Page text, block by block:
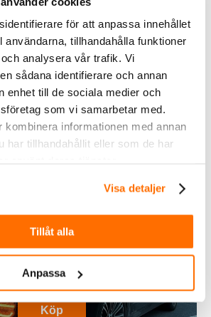
för att anpassa innehållet
användarna, tillhandahålla funktioner
analysera vår trafik. Vi
sådana identifierare och annan
enhet till de sociala medier och
som vi samarbetar med.
kombinera informationen med annan
har tillhandahållit eller som de har
Visa detaljer
Tillåt alla
Anpassa
Köp
Inom &
Köp